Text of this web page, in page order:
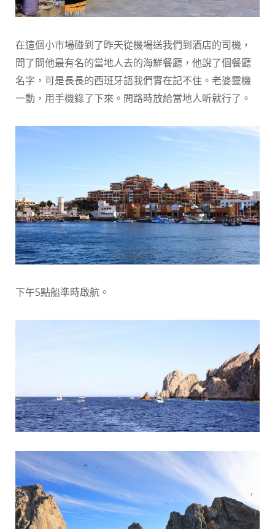
在這個小市場碰到了昨天從機場送我們到酒店的司機，
問了問他最有名的當地人去的海鮮餐廳，他說了個餐廳
名字，可是長長的西班牙語我們實在記不住。老婆靈機
一動，用手機錄了下來。問路時放給當地人听就行了。
下午5點船準時啟航。